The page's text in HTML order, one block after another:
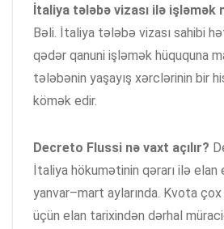
İtaliya tələbə vizası ilə işləmək
Bəli. İtaliya tələbə vizası sahibi
qədər qanuni işləmək hüququna
tələbənin yaşayış xərclərinin bir
kömək edir.
Decreto Flussi nə vaxt açılır?
İtaliya hökumətinin qərarı ilə
yanvar–mart aylarında. Kvota
üçün elan tarixindən dərhal